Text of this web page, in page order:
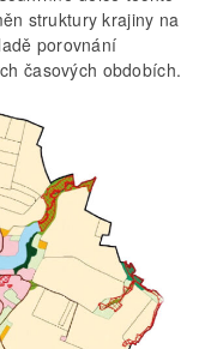
struktury krajiny na
porovnání
časových obdobích.